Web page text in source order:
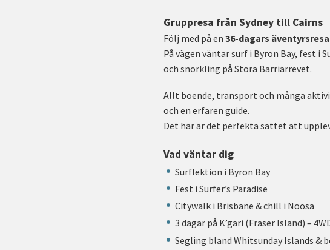
Gruppresa från Sydney till Cairns
Följ med på en 36-dagars äventyrsresa
På vägen väntar surf i Byron Bay, fest i
och snorkling på Stora Barriärrevet.
Allt boende, transport och många
och en erfaren guide.
Det här är det perfekta sättet att
Vad väntar dig
Surflektion i Byron Bay
Fest i Surfer’s Paradise
Citywalk i Brisbane & chill i Noosa
3 dagar på K’gari (Fraser Island) –
Segling bland Whitsunday Islands &